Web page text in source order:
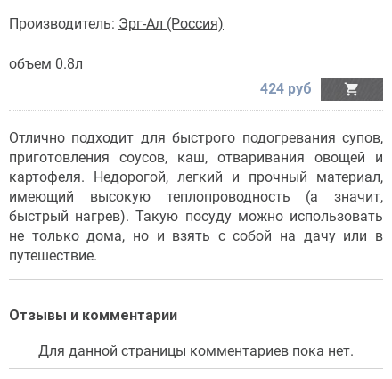
Производитель: Эрг-Ал (Россия)
объем 0.8л

424 руб
Отлично подходит для быстрого подогревания супов,
приготовления соусов, каш, отваривания овощей и
картофеля. Недорогой, легкий и прочный материал,
имеющий высокую теплопроводность (а значит,
быстрый нагрев). Такую посуду можно использовать
не только дома, но и взять с собой на дачу или в
путешествие.
Отзывы и комментарии
Для данной страницы комментариев пока нет.